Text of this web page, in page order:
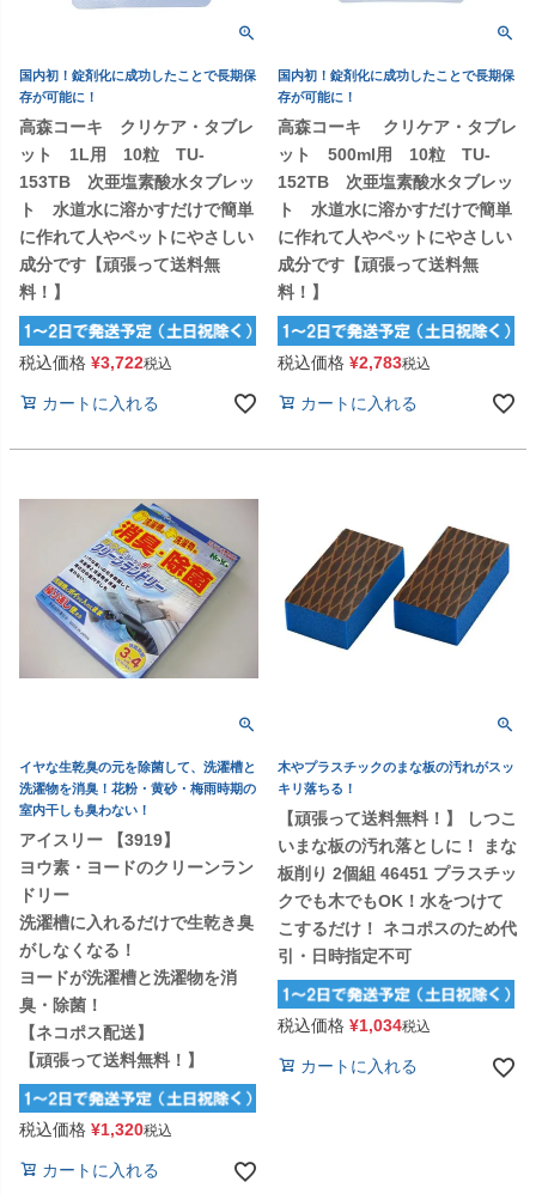
国内初！錠剤化に成功したことで長期保
存が可能に！
高森コーキ クリケア・タブレ
ット 1L用 10粒 TU-
153TB 次亜塩素酸水タブレッ
ト 水道水に溶かすだけで簡単
に作れて人やペットにやさしい
成分です【頑張って送料無
料！】
税込価格 ¥3,722税込
カートに入れる
国内初！錠剤化に成功したことで長期保
存が可能に！
高森コーキ クリケア・タブレ
ット 500ml用 10粒 TU-
152TB 次亜塩素酸水タブレッ
ト 水道水に溶かすだけで簡単
に作れて人やペットにやさしい
成分です【頑張って送料無
料！】
税込価格 ¥2,783税込
カートに入れる
イヤな生乾臭の元を除菌して、洗濯槽と
洗濯物を消臭！花粉・黄砂・梅雨時期の
室内干しも臭わない！
アイスリー 【3919】
ヨウ素・ヨードのクリーンラン
ドリー
洗濯槽に入れるだけで生乾き臭
がしなくなる！
ヨードが洗濯槽と洗濯物を消
臭・除菌！
【ネコポス配送】
【頑張って送料無料！】
税込価格 ¥1,320税込
カートに入れる
木やプラスチックのまな板の汚れがスッ
キリ落ちる！
【頑張って送料無料！】 しつこ
いまな板の汚れ落としに！ まな
板削り 2個組 46451 プラスチッ
クでも木でもOK！水をつけて
こするだけ！ ネコポスのため代
引・日時指定不可
税込価格 ¥1,034税込
カートに入れる